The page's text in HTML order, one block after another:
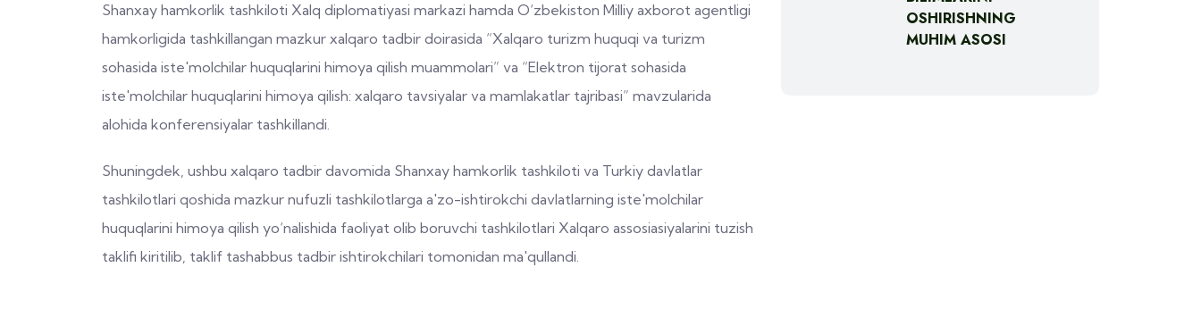
Shanxay hamkorlik tashkiloti Xalq diplomatiyasi markazi hamda O‘zbekiston Milliy axborot agentligi
hamkorligida tashkillangan mazkur xalqaro tadbir doirasida “Xalqaro turizm huquqi va turizm
sohasida iste'molchilar huquqlarini himoya qilish muammolari” va “Elektron tijorat sohasida
iste'molchilar huquqlarini himoya qilish: xalqaro tavsiyalar va mamlakatlar tajribasi” mavzularida
alohida konferensiyalar tashkillandi.
Shuningdek, ushbu xalqaro tadbir davomida Shanxay hamkorlik tashkiloti va Turkiy davlatlar
tashkilotlari qoshida mazkur nufuzli tashkilotlarga a'zo-ishtirokchi davlatlarning iste'molchilar
huquqlarini himoya qilish yo‘nalishida faoliyat olib boruvchi tashkilotlari Xalqaro assosiasiyalarini tuzish
taklifi kiritilib, taklif tashabbus tadbir ishtirokchilari tomonidan ma'qullandi.
OSHIRISHNING
MUHIM ASOSI